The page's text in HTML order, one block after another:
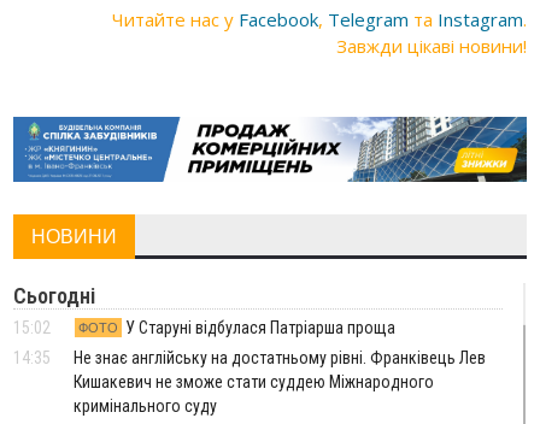
Читайте нас у Facebook, Telegram та Instagram.
Завжди цікаві новини!
НОВИНИ
Сьогодні
15:02 ФОТО
У Старуні відбулася Патріарша проща
14:35
Не знає англійську на достатньому рівні. Франківець Лев
Кишакевич не зможе стати суддею Міжнародного
кримінального суду